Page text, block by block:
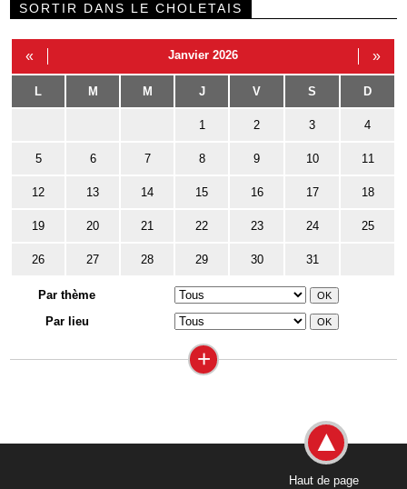
SORTIR DANS LE CHOLETAIS
« Janvier 2026 »
L M M J V S D
1 2 3 4
5 6 7 8 9 10 11
12 13 14 15 16 17 18
19 20 21 22 23 24 25
26 27 28 29 30 31
Par thème
Par lieu
+
Haut de page